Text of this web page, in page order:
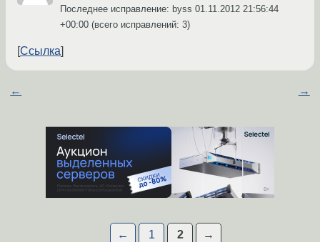
Последнее исправление: byss 01.11.2012 21:56:44
+00:00 (всего исправлений: 3)
Ссылка
← →
← 1 2 →